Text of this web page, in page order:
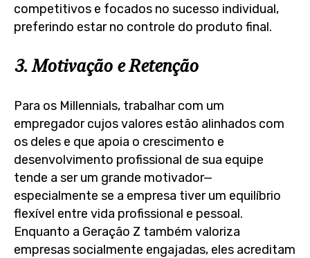
competitivos e focados no sucesso individual,
preferindo estar no controle do produto final.
3. Motivação e Retenção
Para os Millennials, trabalhar com um
empregador cujos valores estão alinhados com
os deles e que apoia o crescimento e
desenvolvimento profissional de sua equipe
tende a ser um grande motivador—
especialmente se a empresa tiver um equilíbrio
flexível entre vida profissional e pessoal.
Enquanto a Geração Z também valoriza
empresas socialmente engajadas, eles acreditam